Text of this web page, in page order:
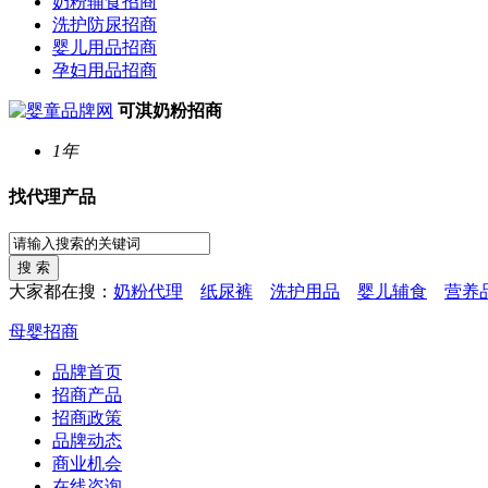
洗护防尿招商
婴儿用品招商
孕妇用品招商
可淇奶粉招商
1年
找代理产品
大家都在搜： 奶粉代理 纸尿裤 洗护用品 婴儿辅食 营养
母婴招商
品牌首页
招商产品
招商政策
品牌动态
商业机会